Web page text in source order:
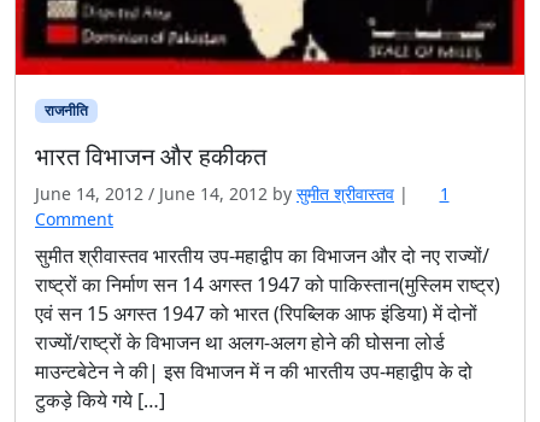
राजनीति
भारत विभाजन और हकीकत
June 14, 2012 / June 14, 2012 by सुमीत श्रीवास्तव |
1
Commento
भा
र
त
वि
भा
ज
सुमीत श्रीवास्तव भारतीय उप-महाद्वीप का विभाजन और दो नए राज्यों/
राष्ट्रों का निर्माण सन 14 अगस्त 1947 को पाकिस्तान(मुस्लिम राष्ट्र)
एवं सन 15 अगस्त 1947 को भारत (रिपब्लिक आफ इंडिया) में दोनों
राज्यों/राष्ट्रों के विभाजन था अलग-अलग होने की घोसना लोर्ड
माउन्टबेटेन ने की| इस विभाजन में न की भारतीय उप-महाद्वीप के दो
टुकड़े किये गये […]